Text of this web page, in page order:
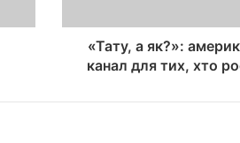
«Тату, а як?»:
канал для тих, хто